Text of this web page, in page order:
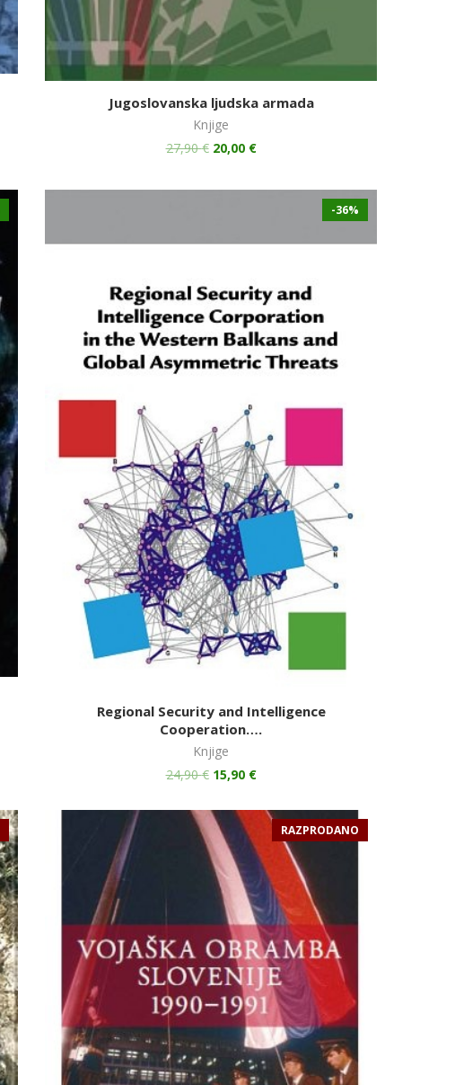
Jugoslovanska ljudska armada
Knjige
27,90€ 20,00 €
-36%
Regional Security and Intelligence
Cooperation….
Knjige
24,90€ 15,90 €
RAZPRODANO